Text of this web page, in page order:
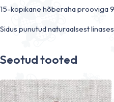
15-kopikane hõberaha prooviga
Sidus punutud naturaalsest
Seotud tooted